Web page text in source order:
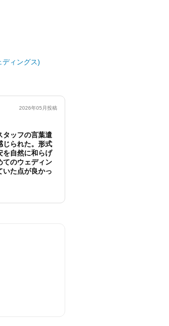
ディングス)
2026年05月投稿
タッフの言葉遣
じられた。形式
を自然に和らげ
てのウェディン
いた点が良かっ